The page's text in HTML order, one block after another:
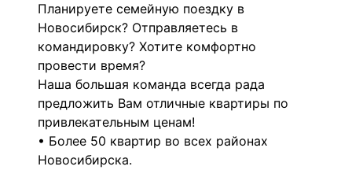
Планируете семейную поездку в
Новосибирск? Отправляетесь в
командировку? Хотите комфортно
провести время?
Наша большая команда всегда рада
предложить Вам отличные квартиры по
привлекательным ценам!
• Более 50 квартир во всех районах
Новосибирска.